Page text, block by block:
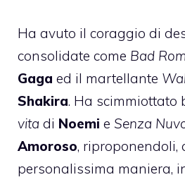
Ha avuto il coraggio di
consolidate come Bad
Gaga ed il martellante
Shakira. Ha scimmiottato
vita di Noemi e Senza
Amoroso, riproponendoli,
personalissima maniera,